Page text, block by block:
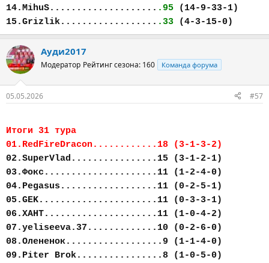
14.MihuS.................... .95 (14-9-33-1)
15.Grizlik.................. .33 (4-3-15-0)
Ауди2017
Модератор Рейтинг сезона: 160 Команда форума
05.05.2026 #57
Итоги 31 тура
01.RedFireDracon............18 (3-1-3-2)
02.SuperVlad................15 (3-1-2-1)
03.Фокс.....................11 (1-2-4-0)
04.Pegasus..................11 (0-2-5-1)
05.GEK......................11 (0-3-3-1)
06.ХАНТ.....................11 (1-0-4-2)
07.yeliseeva.37.............10 (0-2-6-0)
08.Олененок..................9 (1-1-4-0)
09.Piter Brok................8 (1-0-5-0)